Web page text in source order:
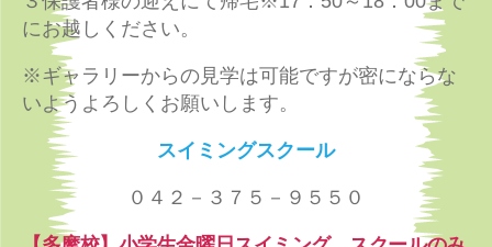
にお越しください。
※ギャラリーからの見学は可能ですが密にならな
いようよろしくお願いします。
スイミングスクール
０４２－３７５－９５５０